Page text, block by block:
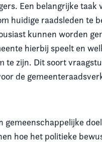
Een belangrijke taak
huidige raadsleden te
kunnen worden
hierbij speelt en
te zijn. Dit soort
de
gemeenschappelijke
hoe het politieke